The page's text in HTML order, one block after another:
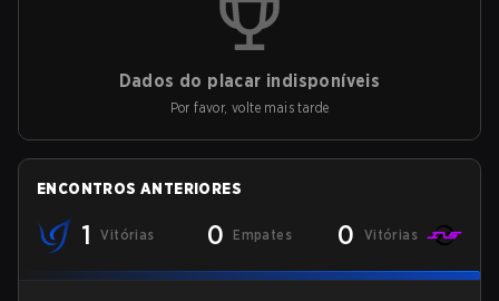
Dados do placar indisponíveis
Por favor, volte mais tarde
ENCONTROS ANTERIORES
1 Vitórias 0 Empates 0 Vitórias